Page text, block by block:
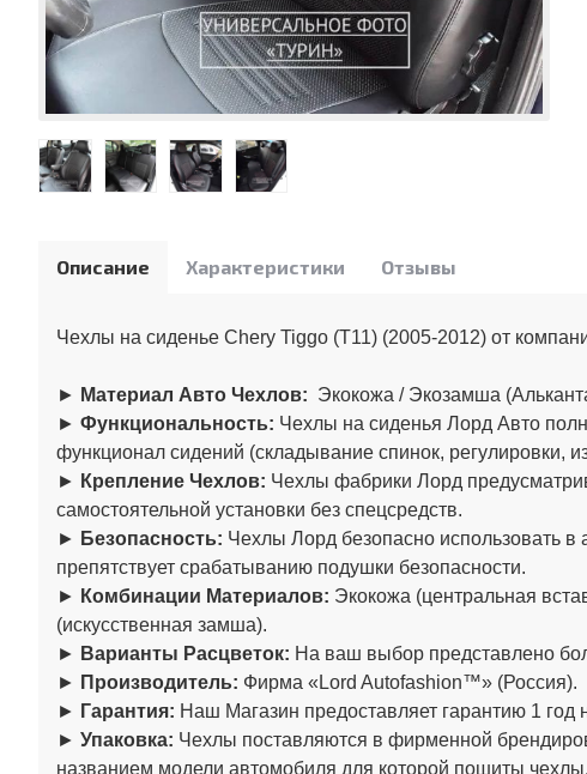
Описание Характеристики Отзывы
Чехлы на сиденье Chery Tiggo (Т11) (2005-2012) от
► Материал Авто Чехлов: Экокожа / Экозамша
► Функциональность: Чехлы на сиденья Лорд Авто
функционал сидений (складывание спинок, регулировки,
► Крепление Чехлов: Чехлы фабрики Лорд
самостоятельной установки без спецсредств.
► Безопасность: Чехлы Лорд безопасно использовать
препятствует срабатыванию подушки безопасности.
► Комбинации Материалов: Экокожа (центральная
(искусственная замша).
► Варианты Расцветок: На ваш выбор представлено
► Производитель: Фирма «Lord Autofashion™» (Россия).
► Гарантия: Наш Магазин предоставляет гарантию 1
► Упаковка: Чехлы поставляются в фирменной
названием модели автомобиля для которой пошиты чехлы.